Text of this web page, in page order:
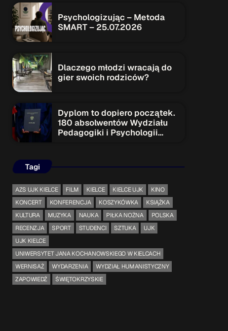
ON AIR
Upcoming shows
TOP CHART
Psychologizując – Metoda
SMART – 25.07.2026
Dlaczego młodzi wracają do
gier swoich rodziców?
Dyplom to dopiero początek.
180 absolwentów Wydziału
Pedagogiki i Psychologii
Tagi
AZS UJK KIELCE FILM KIELCE KIELCE UJK
KINO
KONCERT
KONFERENCJA KOSZYKÓWKA
KSIĄŻKA
KULTURA
MUZYKA NAUKA PIŁKA NOŻNA
POLSKA
RECENZJA
SPORT STUDENCI SZTUKA
UJK
UJK KIELCE
UNIWERSYTET JANA KOCHANOWSKIEGO W KIELCACH
WERNISAŻ
WYDARZENIA
WYDZIAŁ HUMANISTYCZNY
ZAPOWIEDŹ
ŚWIĘTOKRZYSKIE